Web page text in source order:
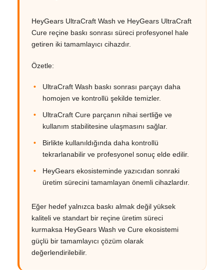
HeyGears UltraCraft Wash ve HeyGears UltraCraft
Cure reçine baskı sonrası süreci profesyonel hale
getiren iki tamamlayıcı cihazdır.
Özetle:
UltraCraft Wash baskı sonrası parçayı daha
homojen ve kontrollü şekilde temizler.
UltraCraft Cure parçanın nihai sertliğe ve
kullanım stabilitesine ulaşmasını sağlar.
Birlikte kullanıldığında daha kontrollü
tekrarlanabilir ve profesyonel sonuç elde edilir.
HeyGears ekosisteminde yazıcıdan sonraki
üretim sürecini tamamlayan önemli cihazlardır.
Eğer hedef yalnızca baskı almak değil yüksek
kaliteli ve standart bir reçine üretim süreci
kurmaksa HeyGears Wash ve Cure ekosistemi
güçlü bir tamamlayıcı çözüm olarak
değerlendirilebilir.